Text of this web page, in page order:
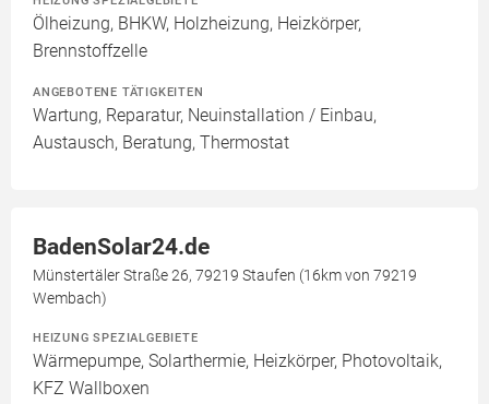
Ölheizung, BHKW, Holzheizung, Heizkörper,
Brennstoffzelle
ANGEBOTENE TÄTIGKEITEN
Wartung, Reparatur, Neuinstallation / Einbau,
Austausch, Beratung, Thermostat
BadenSolar24.de
Münstertäler Straße 26, 79219 Staufen (16km von 79219
Wembach)
HEIZUNG SPEZIALGEBIETE
Wärmepumpe, Solarthermie, Heizkörper, Photovoltaik,
KFZ Wallboxen